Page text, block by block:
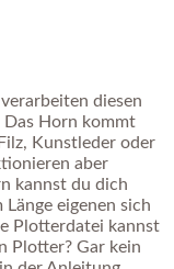
diesen
Horn kommt
Kunstleder oder
aber
kannst du dich
eigenen sich
Plotterdatei kannst
Plotter? Gar kein